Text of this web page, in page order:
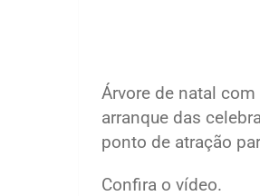
Árvore de natal
arranque das
ponto de atração
Confira o vídeo.